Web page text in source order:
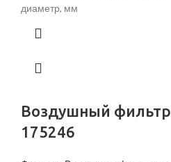
диаметр, мм
Воздушный
175246